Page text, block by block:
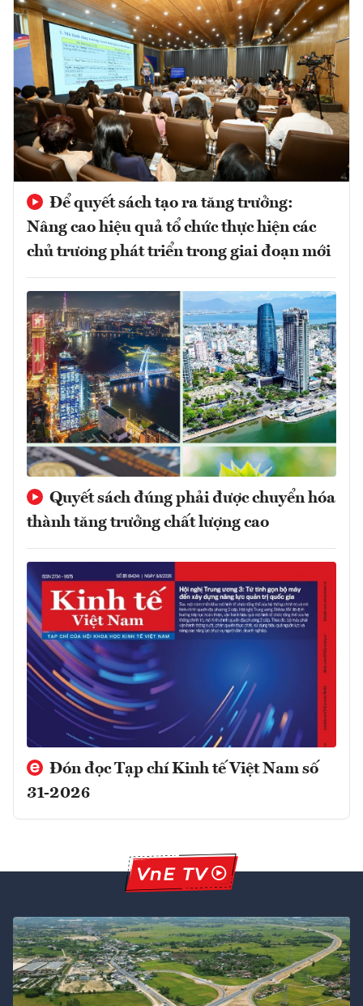
Để quyết sách tạo ra tăng trưởng:
Nâng cao hiệu quả tổ chức thực hiện các
chủ trương phát triển trong giai đoạn mới
Quyết sách đúng phải được chuyển hóa
thành tăng trưởng chất lượng cao
Đón đọc Tạp chí Kinh tế Việt Nam số
31-2026